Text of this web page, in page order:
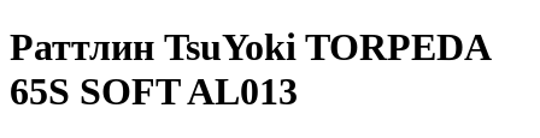
Раттлин TsuYoki TORPEDA
65S SOFT AL013